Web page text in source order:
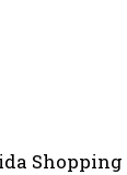
Shopping